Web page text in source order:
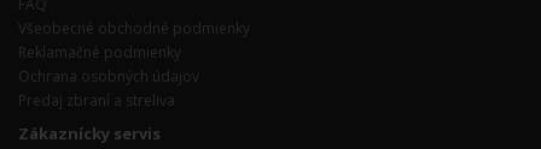
FAQ
Všeobecné obchodné podmienky
Reklamačné podmienky
Ochrana osobných údajov
Predaj zbraní a streliva
Zákaznícky servis